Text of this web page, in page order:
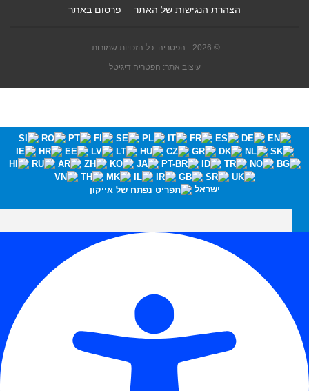
הצהרת הנגישות של האתר
פרסום באתר
© 2026 - הפטריה. כל הזכויות שמורות.
עיצוב אתר: הפטריה דיגיטל
ישראל